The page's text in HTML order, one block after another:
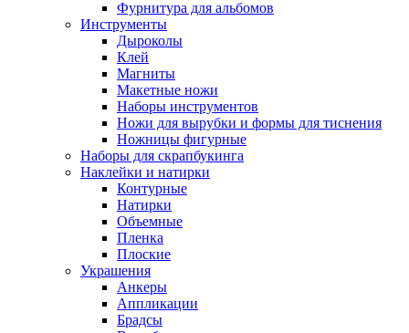
Фурнитура для альбомов
Инструменты
Дыроколы
Клей
Магниты
Макетные ножи
Наборы инструментов
Ножи для вырубки и формы для тиснения
Ножницы фигурные
Наборы для скрапбукинга
Наклейки и натирки
Контурные
Натирки
Объемные
Пленка
Плоские
Украшения
Анкеры
Аппликации
Брадсы